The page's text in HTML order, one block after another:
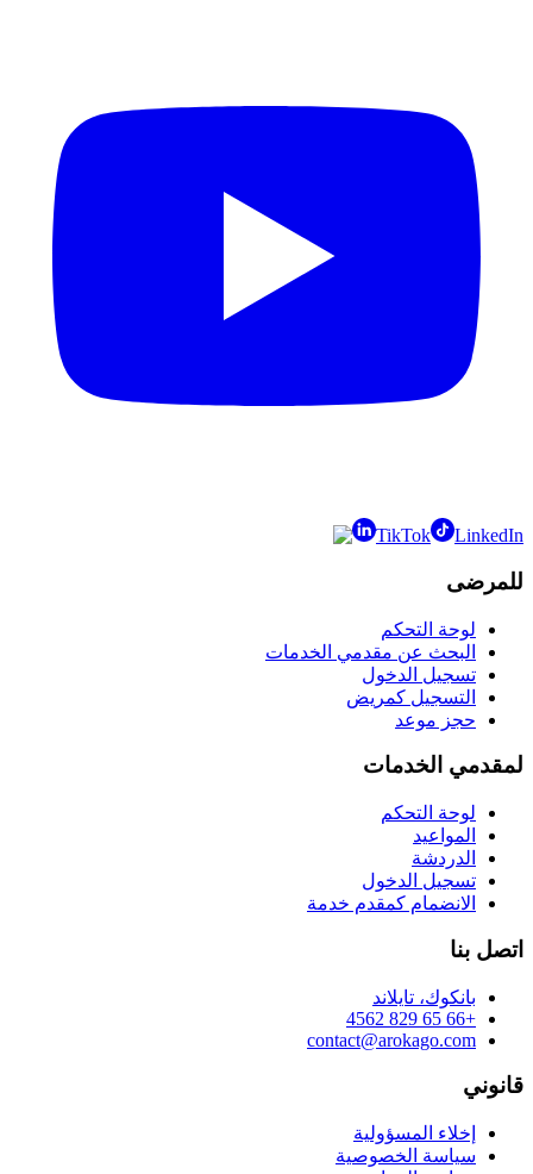
TikTok LinkedIn
للمرضى
لوحة التحكم
البحث عن مقدمي الخدمات
تسجيل الدخول
التسجيل كمريض
حجز موعد
لمقدمي الخدمات
لوحة التحكم
المواعيد
الدردشة
تسجيل الدخول
الانضمام كمقدم خدمة
اتصل بنا
بانكوك، تايلاند
+66 65 829 4562
contact@arokago.com
قانوني
إخلاء المسؤولية
سياسة الخصوصية